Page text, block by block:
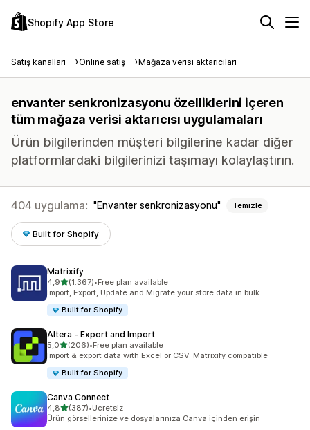
Shopify App Store
Satış kanalları Online satış Mağaza verisi aktarıcıları
envanter senkronizasyonu özelliklerini içeren
tüm mağaza verisi aktarıcısı uygulamaları
Ürün bilgilerinden müşteri bilgilerine kadar diğer
platformlardaki bilgilerinizi taşımayı kolaylaştırın.
404 uygulama: Envanter senkronizasyonu Temizle
Built for Shopify
Matrixify
4,95 yıldız üzerinden
(1.367)
toplam 1367 değerlendirme
•Free plan available
Import, Export, Update and Migrate your store data in bulk
Built for Shopify
Altera ‑ Export and Import
5,05 yıldız üzerinden
(206)
toplam 206 değerlendirme
•Free plan available
Import & export data with Excel or CSV. Matrixify compatible
Built for Shopify
Canva Connect
4,85 yıldız üzerinden
(387)
toplam 387 değerlendirme
•Ücretsiz
Ürün görsellerinize ve dosyalarınıza Canva içinden erişin